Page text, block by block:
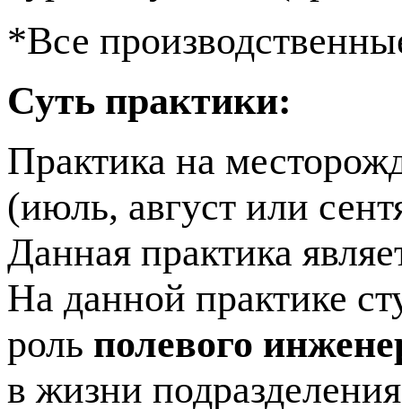
*Все
Суть практики:
Практика на
(июль, август или
Данная практика
На данной практике
роль полевого
в жизни